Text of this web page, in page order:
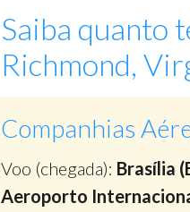
Saiba quanto
Richmond,
Companhias
Voo (chegada): Brasília
Aeroporto